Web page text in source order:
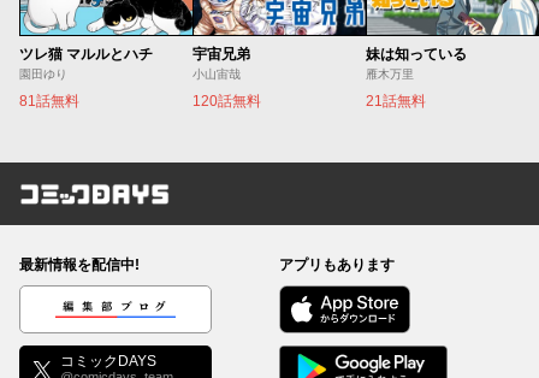
ツレ猫 マルルとハチ
園田ゆり
81話無料
宇宙兄弟
小山宙哉
120話無料
妹は知っている
雁木万里
21話無料
コミックDAYS
最新情報を配信中!
編集部ブログ
コミックDAYS
アプリもあります